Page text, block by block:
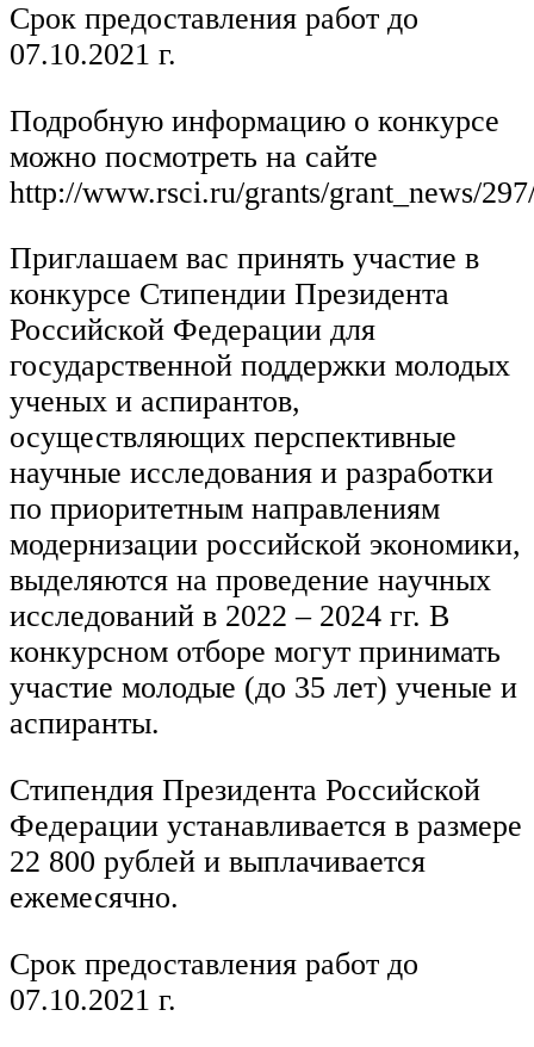
Срок предоставления работ до
07.10.2021 г.
Подробную информацию о конкурсе
можно посмотреть на сайте
http://www.rsci.ru/grants/grant_news/
Приглашаем вас принять участие в
конкурсе Стипендии Президента
Российской Федерации для
государственной поддержки молодых
ученых и аспирантов,
осуществляющих перспективные
научные исследования и разработки
по приоритетным направлениям
модернизации российской экономики,
выделяются на проведение научных
исследований в 2022 – 2024 гг. В
конкурсном отборе могут принимать
участие молодые (до 35 лет) ученые и
аспиранты.
Стипендия Президента Российской
Федерации устанавливается в размере
22 800 рублей и выплачивается
ежемесячно.
Срок предоставления работ до
07.10.2021 г.